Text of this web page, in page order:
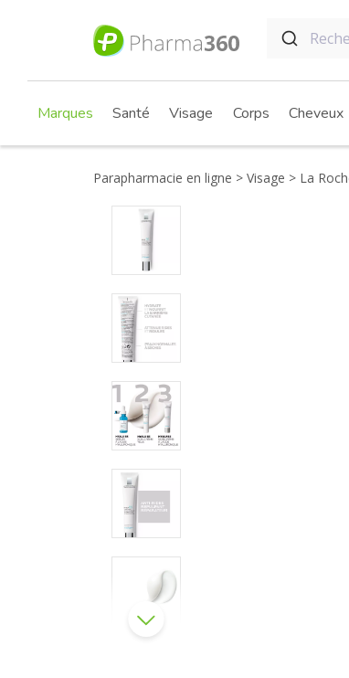
Marques Santé Visage Corps Cheveux
Parapharmacie en ligne Visage La